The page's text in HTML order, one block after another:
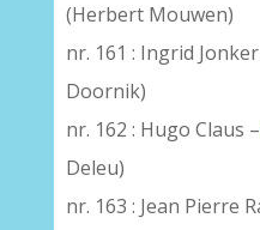
(Herbert Mouwen)
nr. 161 : Ingrid
Doornik)
nr. 162 : Hugo Claus –
Deleu)
nr. 163 : Jean Pierre